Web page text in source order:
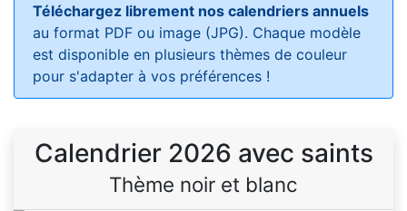
Téléchargez librement nos calendriers annuels
au format PDF ou image (JPG). Chaque modèle
est disponible en plusieurs thèmes de couleur
pour s'adapter à vos préférences !
Calendrier 2026 avec saints
Thème noir et blanc